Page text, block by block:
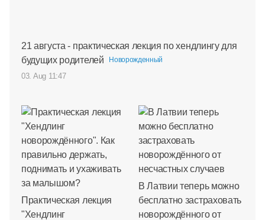
21 августа - практическая лекция по хендлингу для
будущих родителей
Новорожденный
03. Aug 11:47
Практическая лекция
"Хендлинг
В Латвии теперь можно
бесплатно застраховать
новорождённого от